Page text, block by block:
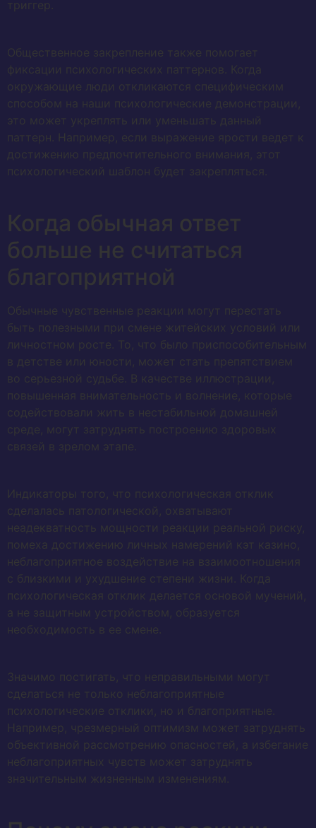
триггер.
Общественное закрепление также помогает
фиксации психологических паттернов. Когда
окружающие люди откликаются специфическим
способом на наши психологические демонстрации,
это может укреплять или уменьшать данный
паттерн. Например, если выражение ярости ведет к
достижению предпочтительного внимания, этот
психологический шаблон будет закрепляться.
Когда обычная ответ
больше не считаться
благоприятной
Обычные чувственные реакции могут перестать
быть полезными при смене житейских условий или
личностном росте. То, что было приспособительным
в детстве или юности, может стать препятствием
во серьезной судьбе. В качестве иллюстрации,
повышенная внимательность и волнение, которые
содействовали жить в нестабильной домашней
среде, могут затруднять построению здоровых
связей в зрелом этапе.
Индикаторы того, что психологическая отклик
сделалась патологической, охватывают
неадекватность мощности реакции реальной риску,
помеха достижению личных намерений кэт казино,
неблагоприятное воздействие на взаимоотношения
с близкими и ухудшение степени жизни. Когда
психологическая отклик делается основой мучений,
а не защитным устройством, образуется
необходимость в ее смене.
Значимо постигать, что неправильными могут
сделаться не только неблагоприятные
психологические отклики, но и благоприятные.
Например, чрезмерный оптимизм может затруднять
объективной рассмотрению опасностей, а избегание
неблагоприятных чувств может затруднять
значительным жизненным изменениям.